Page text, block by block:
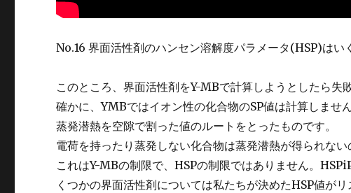
No.16 界面活性剤のハンセン溶解度パラメータ(HSP)はい
このところ、界面活性剤をY-MBで計算しようとしたら失
確かに、YMBではイオン性の化合物のSP値は計算しませ
蒸発潜熱を空隙で割った値のルートをとったものです。
電荷を持ったり蒸発しない化合物は蒸発潜熱が得られない
これはY-MBの制限で、HSPの制限ではありません。
くつかの界面活性剤については私たちが決めたHSP値がリ